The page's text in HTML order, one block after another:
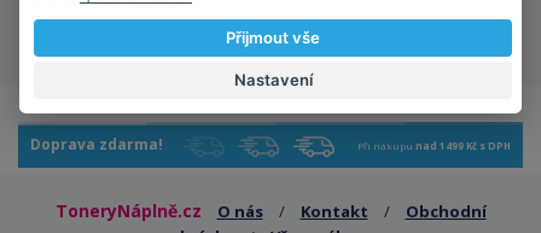
kladný vliv na ekologii
Doprava zdarma! Při nákupu nad 1499 Kč s DPH
ToneryNáplně.cz O nás / Kontakt /
Obchodní
Přijmout vše
Nastavení